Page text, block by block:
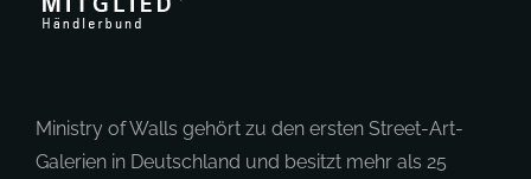
Ministry of Walls gehört zu den ersten Street-Art-
Galerien in Deutschland und besitzt mehr als 25